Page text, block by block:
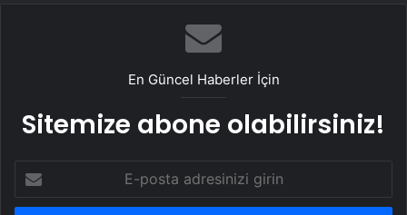
En Güncel Haberler İçin
Sitemize abone olabilirsiniz!
posta
adresinizi